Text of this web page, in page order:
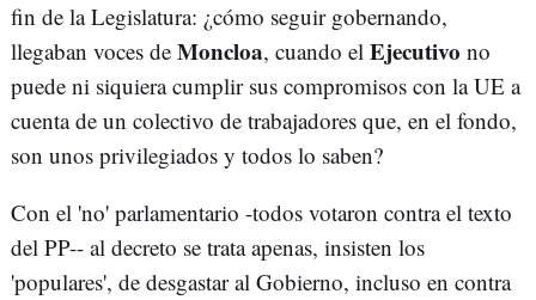
fin de la Legislatura: ¿cómo seguir gobernando,
llegaban voces de Moncloa, cuando el Ejecutivo no
puede ni siquiera cumplir sus compromisos con la UE a
cuenta de un colectivo de trabajadores que, en el fondo,
son unos privilegiados y todos lo saben?
Con el 'no' parlamentario -todos votaron contra el texto
del PP-- al decreto se trata apenas, insisten los
'populares', de desgastar al Gobierno, incluso en contra